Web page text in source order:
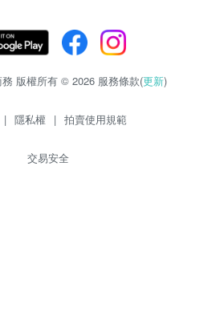
版權所有 © 2026 服務條款(更新)
| 隱私權 | 拍賣使用規範
交易安全